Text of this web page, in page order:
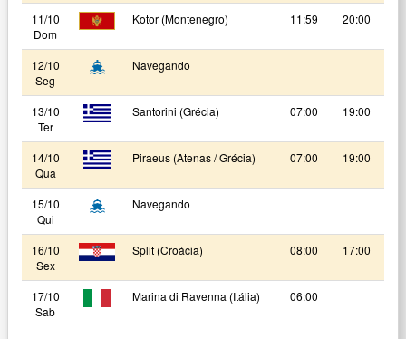
11/10
Dom
Kotor (Montenegro) 11:59 20:00
12/10
Seg
Navegando
13/10
Ter
Santorini (Grécia) 07:00 19:00
14/10
Qua
Piraeus (Atenas / Grécia) 07:00 19:00
15/10
Qui
Navegando
16/10
Sex
Split (Croácia) 08:00 17:00
17/10
Sab
Marina di Ravenna (Itália) 06:00